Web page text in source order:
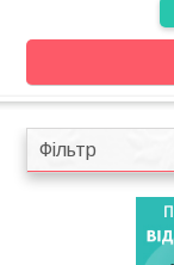
Головна
Каталог
На карті
Фільтр